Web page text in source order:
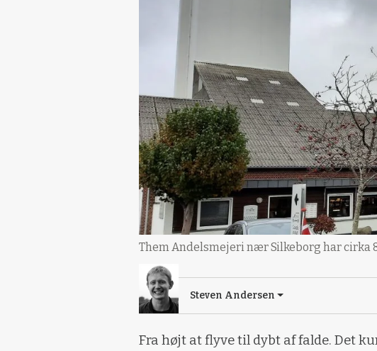
Them Andelsmejeri nær Silkeborg har cirka
Steven Andersen
Fra højt at flyve til dybt af falde. Det